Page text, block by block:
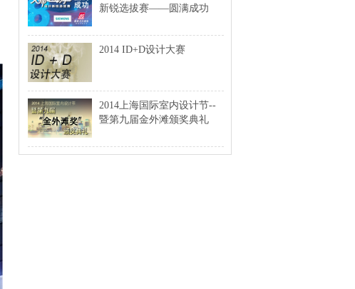
新锐选拔赛——圆满成功
2014 ID+D设计大赛
2014上海国际室内设计节--
暨第九届金外滩颁奖典礼